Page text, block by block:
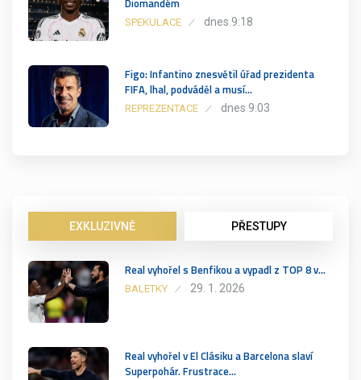
SPEKULACE dnes 9:18
Figo: Infantino znesvětil úřad prezidenta
FIFA, lhal, podváděl a musí…
REPREZENTACE dnes 9:03
EXKLUZIVNĚ PŘESTUPY
Real vyhořel s Benfikou a vypadl z TOP 8 v…
BALETKY 29. 1. 2026
Real vyhořel v El Clásiku a Barcelona slaví
Superpohár. Frustrace…